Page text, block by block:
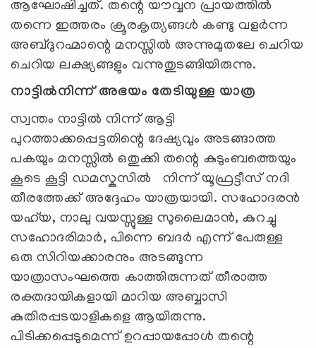
ആഘോഷിച്ചത്. തന്റെ യൗവ്വന പ്രായത്തിൽ
തന്നെ ഇത്തരം ക്രൂരകൃത്യങ്ങൾ കണ്ടു വളർന്ന
അബ്ദുറഹ്മാന്റെ മനസ്സിൽ അന്നുമുതലേ ചെറിയ
ചെറിയ ലക്ഷ്യങ്ങളും വന്നുതുടങ്ങിയിരുന്നു.
നാട്ടിൽനിന്ന് അഭയം തേടിയുള്ള യാത്ര
സ്വന്തം നാട്ടിൽ നിന്ന് ആട്ടി
പുറത്താക്കപ്പെട്ടതിന്റെ ദേഷ്യവും അടങ്ങാത്ത
പകയും മനസ്സിൽ ഒതുക്കി തന്റെ കുടുംബത്തെയും
കൂടെ കൂട്ടി ഡമസ്കസിൽ നിന്ന് യൂഫ്രട്ടീസ് നദി
തീരത്തേക്ക് അദ്ദേഹം യാത്രയായി. സഹോദരൻ
യഹ്‌യ, നാലു വയസ്സുള്ള സുലൈമാൻ, കുറച്ചു
സഹോദരിമാർ, പിന്നെ ബദർ എന്ന് പേരുള്ള
ഒരു സിറിയക്കാരനും അടങ്ങുന്ന
യാത്രാസംഘത്തെ കാത്തിരുന്നത് തീരാത്ത
രക്തദായികളായി മാറിയ അബ്ബാസി
കുതിരപ്പടയാളികളെ ആയിരുന്നു.
പിടിക്കപ്പെടുമെന്ന് ഉറപ്പായപ്പോൾ തന്റെ